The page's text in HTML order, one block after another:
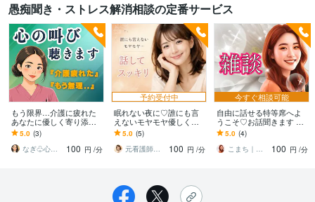
愚痴聞き・ストレス解消相談の定番サービス
もう限界…介護に疲れた
あなたに優しく寄り添い
ます 現役介護福祉士&看
護師が、疲れたあなたを
癒します。
5.0 (3)
なぎ♧心の寄り添い人
100 円 /分
予約受付中
眠れない夜に♡誰にも言
えないモヤモヤ優しく聞
きます 話すだけで心がふ
っと軽くなる♪お喋りしま
しょう^ ^
5.0 (5)
元看護師♡花奈（はな）の部屋
100 円 /分
今すぐ相談可能
自由に話せる特等席へよ
うこそ♡お話聞きます 雑
談大歓迎♡愚痴モヤモ
ヤ…吐き出して明日も頑
張ろう！
5.0 (4)
こまち｜あなたを包む陽だまり✨
100 円 /分